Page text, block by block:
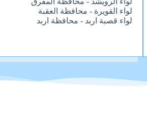
لواء القويرة - محافظة العقبة
لواء قصبة اربد - محافظة اربد